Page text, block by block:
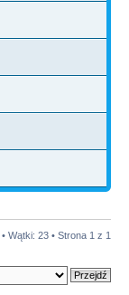
• Wątki: 23 • Strona 1 z 1